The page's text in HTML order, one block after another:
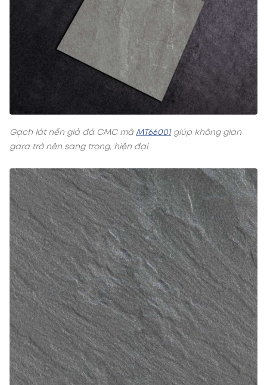
Gạch lát nền giả đá CMC mã MT66001giúp không gian
gara trở nên sang trọng, hiện đại